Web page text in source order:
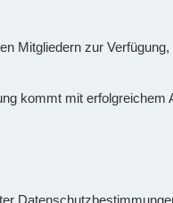
Mitgliedern zur
kommt mit